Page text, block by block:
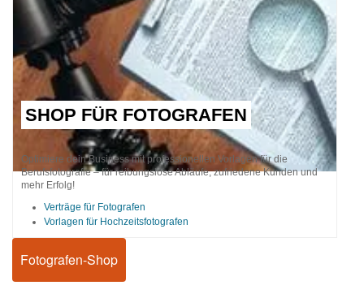
SHOP FÜR FOTOGRAFEN
Optimiere dein Business mit professionellen Vorlagen für die
Berufsfotografie – für reibungslose Abläufe, zufriedene Kunden und
mehr Erfolg!
Verträge für Fotografen
Vorlagen für Hochzeitsfotografen
Fotografen-Shop